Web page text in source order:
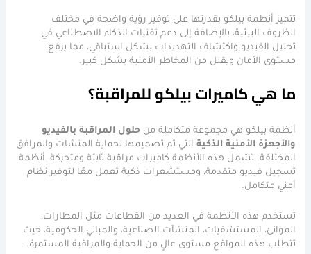
تتميز أنظمة بيلكو بقدرتها على توفير رؤية واضحة في مختلف
الظروف البيئية، بالإضافة إلى دعم تقنيات الذكاء الاصطناعي في
تحليل الفيديو واكتشاف التهديدات بشكل استباقي، مما يرفع
مستوى الأمان ويقلل من المخاطر الأمنية بشكل كبير.
ما هي كاميرات بيلكو للمراقبة؟
أنظمة بيلكو هي مجموعة متكاملة منحلول المراقبة بالفيديو
والأجهزة الأمنية الذكية التي تم تصميمها لحماية المنشآت والمرافق
المختلفة. تشمل هذه الأنظمة كاميرات مراقبة ثابتة ومتحركة، أنظمة
تسجيل فيديو متقدمة، ومستشعرات ذكية تعمل معًا لتوفير نظام
أمني متكامل.
تستخدم هذه الأنظمة في العديد من القطاعات مثل المطارات،
الموانئ، المستشفيات، المنشآت الصناعية، والمباني الحكومية، حيث
تتطلب هذه المواقع مستوى عالٍ من الحماية والمراقبة المستمرة.